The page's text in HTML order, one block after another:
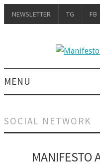
NEWSLETTER TG FB
MENU
IL LIBRO
UN MANIFESTO: IL
SOCIAL NETWORK
MANIFESTO